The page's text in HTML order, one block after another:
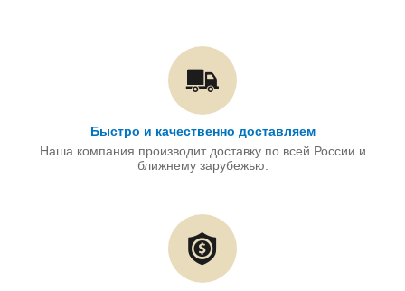
Быстро и качественно доставляем
Наша компания производит доставку по всей России и
ближнему зарубежью.